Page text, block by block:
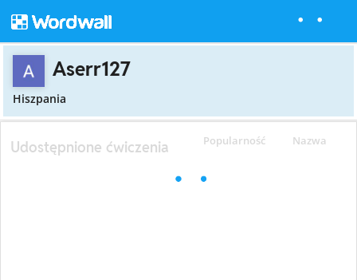
Aserr127
Hiszpania
Popularność Nazwa
Udostępnione ćwiczenia